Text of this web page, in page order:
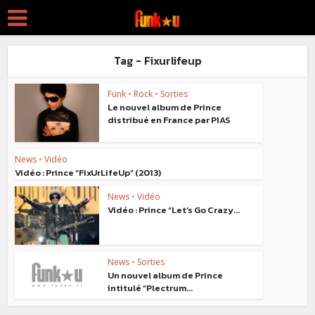
Tag - Fixurlifeup
Funk • Rock • Sorties
Le nouvel album de Prince
distribué en France par PIAS
News • Vidéo
Vidéo : Prince “FixUrLifeUp” (2013)
News • Vidéo
Vidéo : Prince “Let’s Go Crazy...
News • Sorties
Un nouvel album de Prince
intitulé “Plectrum...